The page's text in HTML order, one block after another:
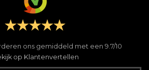
ons gemiddeld met een 9.7/10
op Klantenvertellen